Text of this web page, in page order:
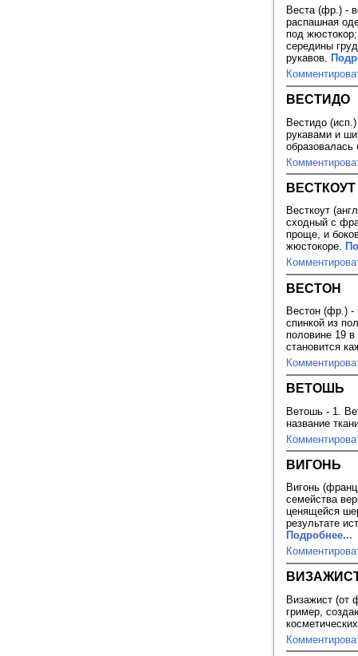
Веста (фр.) -
распашная
под жюстокор;
середины
рукавов.
ВЕСТИДО
Вестидо
рукавами и
образовалась
ВЕСТКОУТ
Весткоут
сходный с
проще, и
жюстокоре.
ВЕСТОН
Вестон (фр.) -
спинкой из
половине 19 в
становится
ВЕТОШЬ
Ветошь - 1.
название
ВИГОНЬ
Вигонь
семейства
ценящейся
результате
Подробнее...
Визажист (от
гример,